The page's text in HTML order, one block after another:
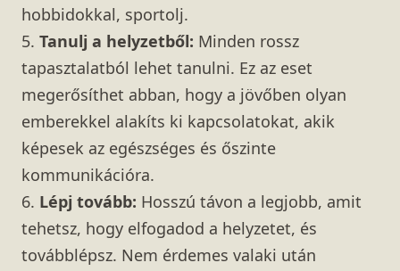
hobbidokkal, sportolj.
5. Tanulj a helyzetből: Minden rossz
tapasztalatból lehet tanulni. Ez az eset
megerősíthet abban, hogy a jövőben olyan
emberekkel alakíts ki kapcsolatokat, akik
képesek az egészséges és őszinte
kommunikációra.
6. Lépj tovább: Hosszú távon a legjobb, amit
tehetsz, hogy elfogadod a helyzetet, és
továbblépsz. Nem érdemes valaki után